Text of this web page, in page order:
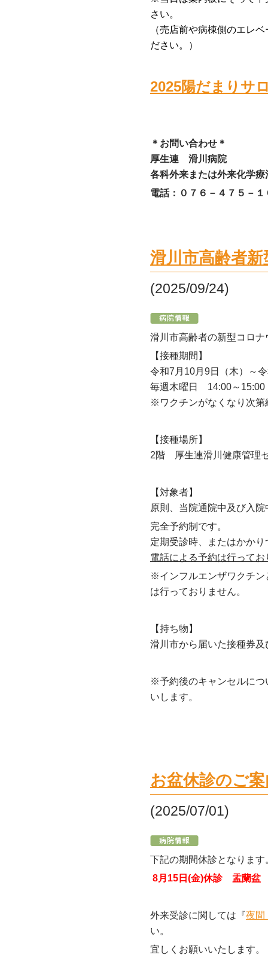
さい。
（売店前や病棟側のエレ
ださい。）
2025陽だまりサ
＊お問い合わせ＊
厚生連 滑川病院
各科外来または外来化学療
電話：０７６－４７５－１
滑川市高齢者
(2025/09/24)
滑川市高齢者の新型コロ
【接種期間】
令和7月10月9日（木）～
毎週木曜日 14:00～15:00
※ワクチンがなくなり次第
【接種場所】
2階 厚生連滑川健康管理
【対象者】
原則、当院通院中及び入
完全予約制です。
定期受診時、またはかか
電話による予約は行ってお
※インフルエンザワクチン
は行っておりません。
【持ち物】
滑川市から届いた接種券
※予約後のキャンセルにつ
いします。
お盆休診のご
(2025/07/01)
下記の期間休診となります
8月15日(金)休診 盂蘭盆
外来受診に関しては『夜間
い。
宜しくお願いいたします。